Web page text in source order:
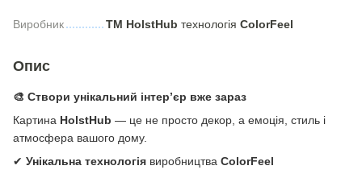
Виробник ТМ HolstHub технологія СolorFeel
Опис
🎨 Створи унікальний інтер’єр вже зараз
Картина HolstHub — це не просто декор, а емоція, стиль і
атмосфера вашого дому.
✔ Унікальна технологія виробництва ColorFeel